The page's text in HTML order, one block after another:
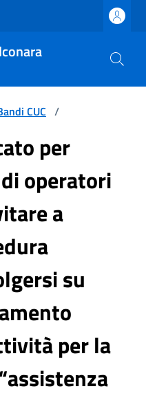
CUC /
per
operatori
a
su
per la